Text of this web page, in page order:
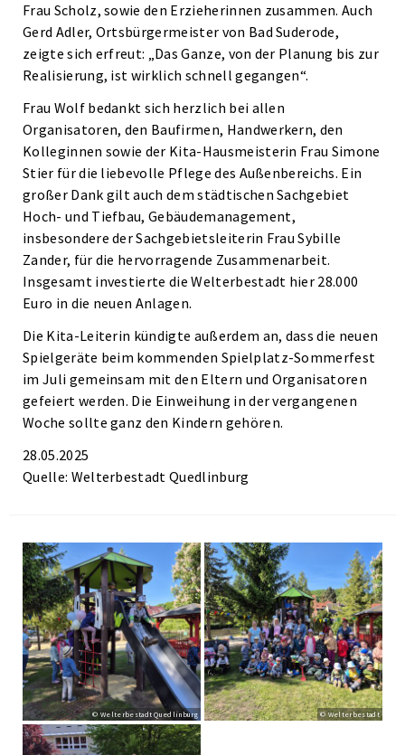
Frau Scholz, sowie den Erzieherinnen zusammen. Auch
Gerd Adler, Ortsbürgermeister von Bad Suderode,
zeigte sich erfreut: „Das Ganze, von der Planung bis zur
Realisierung, ist wirklich schnell gegangen“.
Frau Wolf bedankt sich herzlich bei allen
Organisatoren, den Baufirmen, Handwerkern, den
Kolleginnen sowie der Kita-Hausmeisterin Frau Simone
Stier für die liebevolle Pflege des Außenbereichs. Ein
großer Dank gilt auch dem städtischen Sachgebiet
Hoch- und Tiefbau, Gebäudemanagement,
insbesondere der Sachgebietsleiterin Frau Sybille
Zander, für die hervorragende Zusammenarbeit.
Insgesamt investierte die Welterbestadt hier 28.000
Euro in die neuen Anlagen.
Die Kita-Leiterin kündigte außerdem an, dass die neuen
Spielgeräte beim kommenden Spielplatz-Sommerfest
im Juli gemeinsam mit den Eltern und Organisatoren
gefeiert werden. Die Einweihung in der vergangenen
Woche sollte ganz den Kindern gehören.
28.05.2025
Quelle: Welterbestadt Quedlinburg
© Welterbestadt Quedlinburg © Welterbestadt